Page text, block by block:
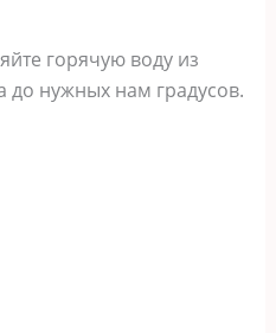
горячую воду из
до нужных нам градусов.